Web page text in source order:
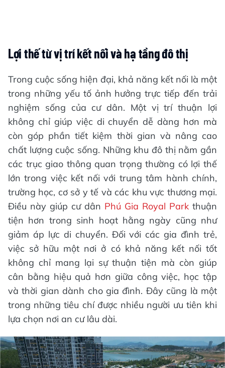
Lợi thế từ vị trí kết nối và hạ tầng đô thị
Trong cuộc sống hiện đại, khả năng kết nối là một
trong những yếu tố ảnh hưởng trực tiếp đến trải
nghiệm sống của cư dân. Một vị trí thuận lợi
không chỉ giúp việc di chuyển dễ dàng hơn mà
còn góp phần tiết kiệm thời gian và nâng cao
chất lượng cuộc sống. Những khu đô thị nằm gần
các trục giao thông quan trọng thường có lợi thế
lớn trong việc kết nối với trung tâm hành chính,
trường học, cơ sở y tế và các khu vực thương mại.
Điều này giúp cư dân Phú Gia Royal Park thuận
tiện hơn trong sinh hoạt hằng ngày cũng như
giảm áp lực di chuyển. Đối với các gia đình trẻ,
việc sở hữu một nơi ở có khả năng kết nối tốt
không chỉ mang lại sự thuận tiện mà còn giúp
cân bằng hiệu quả hơn giữa công việc, học tập
và thời gian dành cho gia đình. Đây cũng là một
trong những tiêu chí được nhiều người ưu tiên khi
lựa chọn nơi an cư lâu dài.